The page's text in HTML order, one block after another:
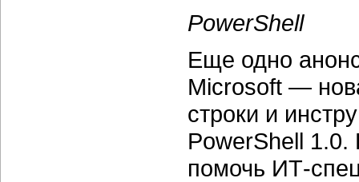
PowerShell
Еще одно
Microsoft —
строки и
PowerShell
помочь ИТ-